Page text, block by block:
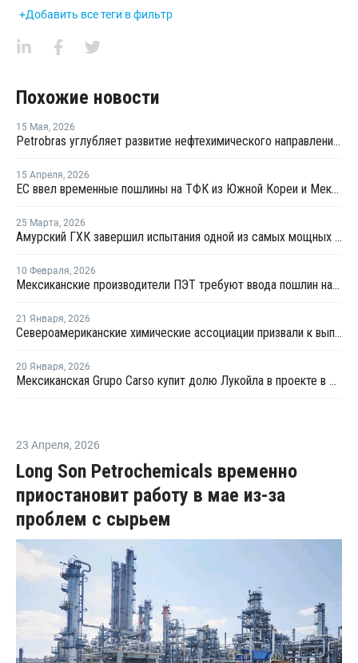
+Добавить все теги в фильтр
Похожие новости
15 Мая, 2026
Petrobras углубляет развитие нефтехимического направления совместно с Braskem
15 Апреля, 2026
ЕС ввел временные пошлины на ТФК из Южной Кореи и Мексики
25 Марта, 2026
Амурский ГХК завершил испытания одной из самых мощных и экологичных котельных в российском нефтегазохиме
10 Февраля, 2026
Мексиканские производители ПЭТ требуют ввода пошлин на продукцию Вьетнама и Малайзии
21 Января, 2026
Североамериканские химические ассоциации призвали к выполнению соглашения о свободной торговле
20 Января, 2026
Мексиканская Grupo Carso купит долю Лукойла в проекте в Мексике
23 Апреля, 2026
Long Son Petrochemicals временно
приостановит работу в мае из-за
проблем с сырьем